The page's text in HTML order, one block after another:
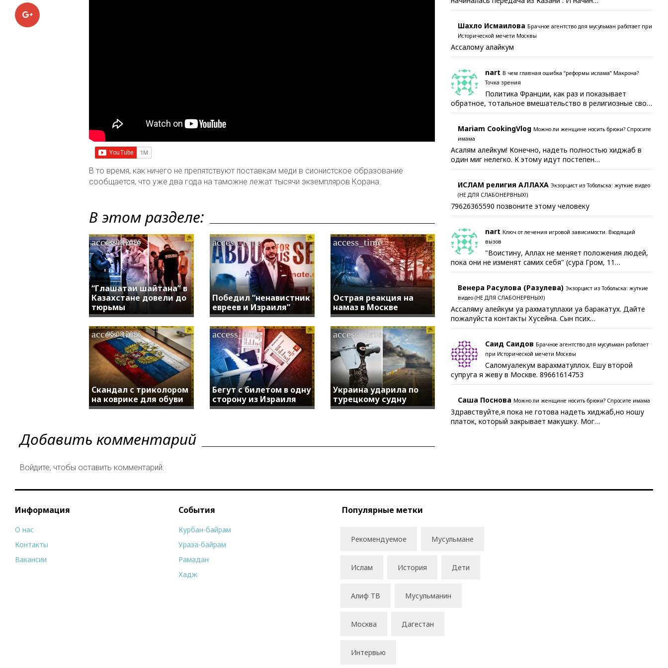
Google+
В то время, как ничего не препятствуют поставкам меди в сионистское образование
сообщается, что уже два года на таможне лежат тысячи экземпляров Корана.
В этом разделе:
“Глашатаи шайтана” в
Казахстане довели до
тюрьмы
access_time
06.08.2026
Победил “ненавистник
евреев и Израиля”
access_time
Острая реакция на
намаз в Москве
access_time
Скандал с триколором
на коврике для обуви
access_time
05.08.2026
Бегут с билетом в одну
сторону из Израиля
access_time
Украина ударила по
турецкому судну
access_time
Добавить комментарий
Войдите, чтобы оставить комментарий:
Шахло Исмаилова Брачное агентство для мусульман работает при
Исторической мечети Москвы
Ассалому алайкум
nart В чем главная ошибка “реформы ислама” Макрона?
Точка зрения
Политика Франции, как раз и показывает
обратное, тотальное вмешательство в религиозные сво…
Mariam CookingVlog Можно ли женщине носить брюки? Спросите
имама
Асалям алейкум! Конечно, надеть полностью хиджаб в
один миг нелегко. К этому идут постепен…
ИСЛАМ религия АЛЛАХА Экзорцист из Тобольска: жуткие видео
(НЕ ДЛЯ СЛАБОНЕРВНЫХ!)
79626365590 позвоните этому человеку
nart Ключ от лечения игровой зависимости. Входящий
вызов
"Воистину, Аллах не меняет положения людей,
пока они не изменят самих себя" (сура Гром, 11…
Венера Расулова (Разулева) Экзорцист из Тобольска: жуткие
видео (НЕ ДЛЯ СЛАБОНЕРВНЫХ!)
Ассаляму алейкум уа рахматуллахи уа баракатух. Дайте
пожалуйста контакты Хусейна. Сын псих…
Саид Саидов Брачное агентство для мусульман работает
при Исторической мечети Москвы
Саломуалекум варахматуллох. Ешу второй
супруга я жеву в Москве. 89661614753
Саша Поснова Можно ли женщине носить брюки? Спросите имама
Здравствуйте,я пока не готова надеть хиджаб,но ношу
платок, который закрывает макушку. Мог…
Информация
О нас
Контакты
Вакансии
События
Курбан-байрам
Ураза-байрам
Рамадан
Хадж
Популярные метки
Рекомендуемое Мусульмане
Ислам История Дети
Алиф ТВ Мусульманин
Москва Дагестан
Интервью